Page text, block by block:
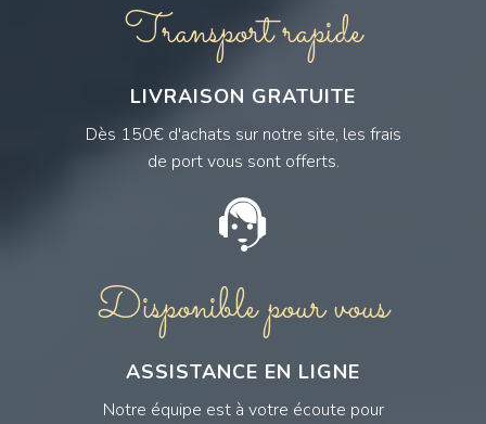
Transport rapide
LIVRAISON GRATUITE
Dès 150€ d'achats sur notre site, les frais
de port vous sont offerts.
Disponible pour vous
ASSISTANCE EN LIGNE
Notre équipe est à votre écoute pour